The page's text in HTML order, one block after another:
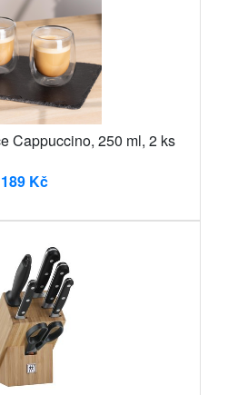
Cappuccino, 250 ml, 2 ks
189 Kč